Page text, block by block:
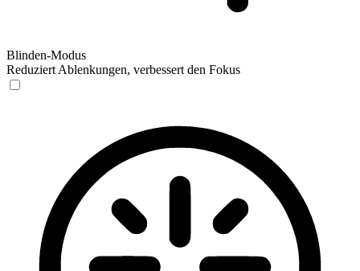
Blinden-Modus
Reduziert Ablenkungen, verbessert den Fokus